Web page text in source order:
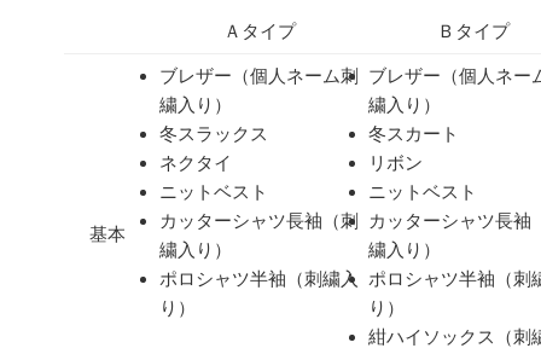
Ａタイプ Ｂタイプ
基本
ブレザー（個人ネーム刺
繍入り）
冬スラックス
ネクタイ
ニットベスト
カッターシャツ長袖（刺
繍入り）
ポロシャツ半袖（刺繍入
り）
ブレザー（個人ネー
繍入り）
冬スカート
リボン
ニットベスト
カッターシャツ長袖
繍入り）
ポロシャツ半袖（刺
り）
紺ハイソックス（刺